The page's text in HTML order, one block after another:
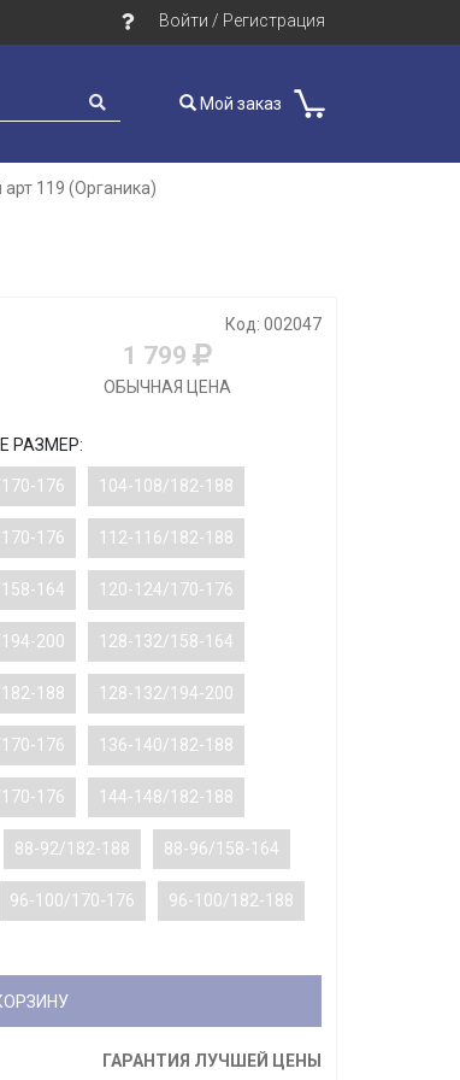
Войти / Регистрация
Мой заказ
119 (Органика)
Код: 002047
1 799
ОБЫЧНАЯ ЦЕНА
РАЗМЕР:
176 104-108/182-188
176 112-116/182-188
164 120-124/170-176
200 128-132/158-164
188 128-132/194-200
176 136-140/182-188
176 144-148/182-188
88-92/182-188 88-96/158-164
96-100/170-176 96-100/182-188
ГАРАНТИЯ ЛУЧШЕЙ ЦЕНЫ